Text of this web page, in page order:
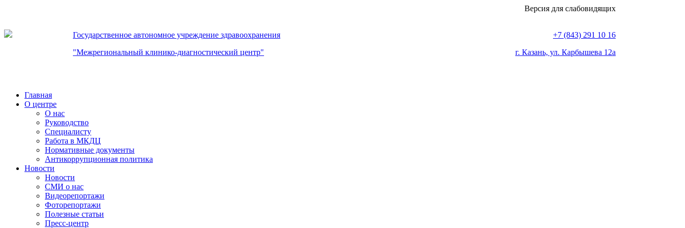
Государственное автономное учреждение здравоохранения
"Межрегиональный клинико-диагностический центр"
Версия для слабовидящих
+7 (843) 291 10 16
г. Казань, ул. Карбышева 12а
Главная
О центре
О нас
Руководство
Специалисту
Работа в МКДЦ
Нормативные документы
Антикоррупционная политика
Новости
Новости
СМИ о нас
Видеорепортажи
Фоторепортажи
Полезные статьи
Пресс-центр